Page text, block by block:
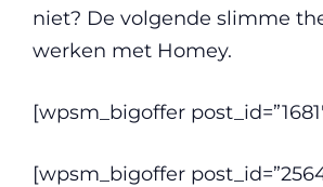
niet? De volgende slimme
werken met Homey.
[wpsm_bigoffer
[wpsm_bigoffer